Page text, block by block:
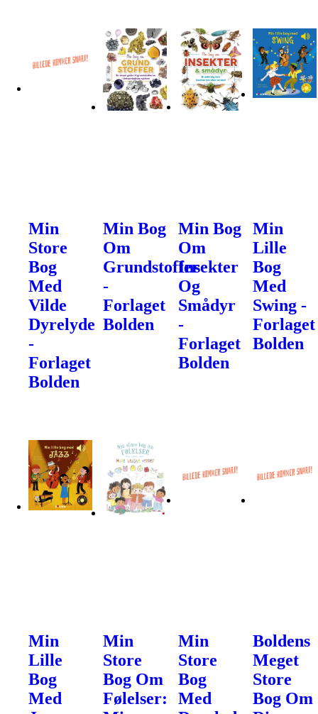
Min
Store
Bog
Med
Vilde
Dyrelyde
-
Forlaget
Bolden
Min Bog
Om
Grundstoffer
-
Forlaget
Bolden
Min Bog
Om
Insekter
Og
Smådyr
-
Forlaget
Bolden
Min
Lille
Bog
Med
Swing -
Forlaget
Bolden
Min
Lille
Bog
Med
Min
Store
Bog Om
Følelser:
Min
Store
Bog
Med
Boldens
Meget
Store
Bog Om